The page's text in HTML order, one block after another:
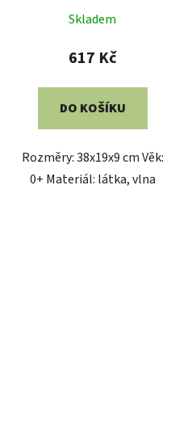
Skladem
617 Kč
DO KOŠÍKU
Rozměry: 38x19x9 cm Věk:
0+ Materiál: látka, vlna